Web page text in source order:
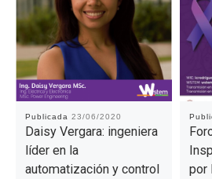
Publicada 23/06/2020
Daisy Vergara: ingeniera
líder en la
automatización y control
por